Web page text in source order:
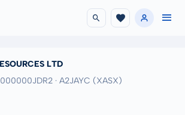
LTD
· A2JAYC (XASX)